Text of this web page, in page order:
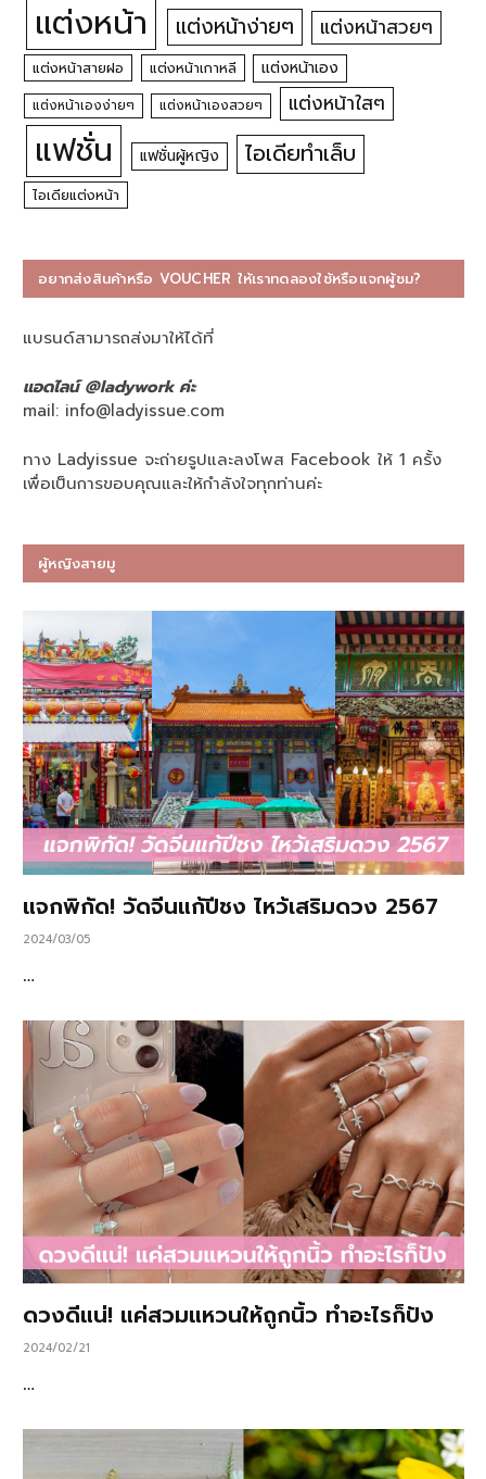
แต่งหน้า แต่งหน้าง่ายๆ แต่งหน้าสวยๆ
แต่งหน้าสายฝอ แต่งหน้าเกาหลี แต่งหน้าเอง
แต่งหน้าเองง่ายๆ แต่งหน้าเองสวยๆ แต่งหน้าใสๆ
แฟชั่น แฟชั่นผู้หญิง ไอเดียทำเล็บ
ไอเดียแต่งหน้า
อยากส่งสินค้าหรือ VOUCHER ให้เราทดลองใช้หรือแจกผู้ชม?
แบรนด์สามารถส่งมาให้ได้ที่
แอดไลน์ @ladywork ค่ะ
mail: info@ladyissue.com
ทาง Ladyissue จะถ่ายรูปและลงโพส Facebook ให้ 1 ครั้ง
เพื่อเป็นการขอบคุณและให้กำลังใจทุกท่านค่ะ
ผู้หญิงสายมู
แจกพิกัด! วัดจีนแก้ปีชง ไหว้เสริมดวง 2567
2024/03/05
…
ดวงดีแน่! แค่สวมแหวนให้ถูกนิ้ว ทำอะไรก็ปัง
2024/02/21
…